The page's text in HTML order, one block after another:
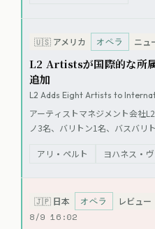
🇺🇸 アメリカ オペラ ニュ
L2 Artistsが国際的な所
追加
L2 Adds Eight Artists to
アーティストマネジメント会社
ノ3名、バリトン1名、バスバリ
アリ・ペルト
ヨハネス・
🇯🇵 日本 オペラ レビュー
8/9 16:02